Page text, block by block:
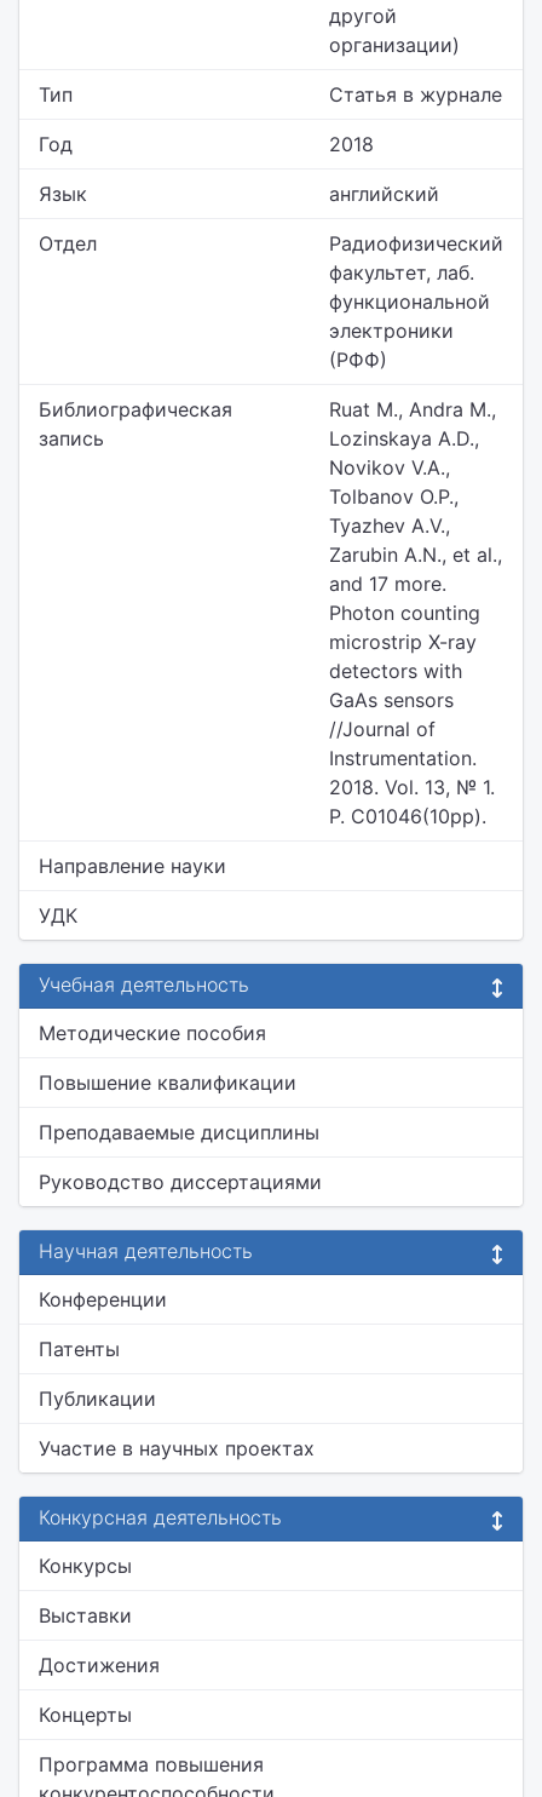
другой
организации)
Тип Статья в журнале
Год 2018
Язык английский
Отдел
Радиофизический
факультет, лаб.
функциональной
электроники
(РФФ)
Библиографическая
запись
Ruat M., Andra M.,
Lozinskaya A.D.,
Novikov V.A.,
Tolbanov O.P.,
Tyazhev A.V.,
Zarubin A.N., et al.,
and 17 more.
Photon counting
microstrip X-ray
detectors with
GaAs sensors
//Journal of
Instrumentation.
2018. Vol. 13, № 1.
P. C01046(10pp).
Направление науки
УДК
Учебная деятельность
Методические пособия
Повышение квалификации
Преподаваемые дисциплины
Руководство диссертациями
Научная деятельность
Конференции
Патенты
Публикации
Участие в научных проектах
Конкурсная деятельность
Конкурсы
Выставки
Достижения
Концерты
Программа повышения